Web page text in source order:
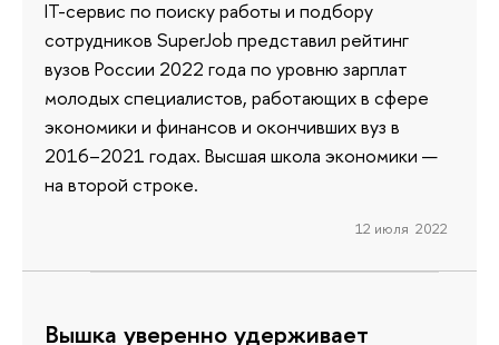
IT-сервис по поиску работы и подбору
сотрудников SuperJob представил рейтинг
вузов России 2022 года по уровню зарплат
молодых специалистов, работающих в сфере
экономики и финансов и окончивших вуз в
2016–2021 годах. Высшая школа экономики —
на второй строке.
12 июля 2022
Вышка уверенно удерживает